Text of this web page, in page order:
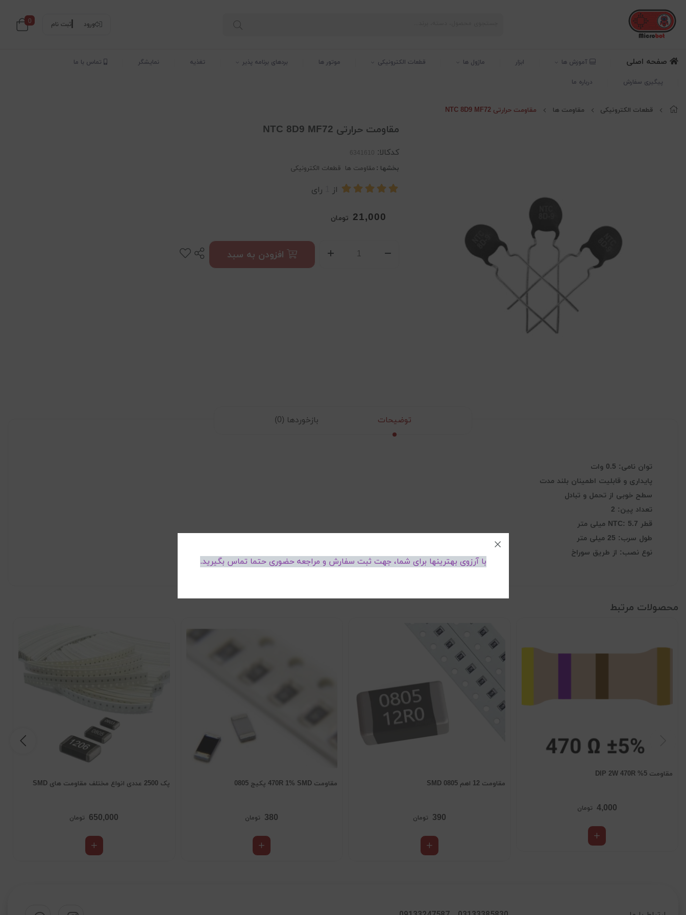
ورود ثبت نام 0
صفحه اصلی آموزش ها ابزار ماژول ها قطعات الکترونیکی موتور ها بردهای برنامه پذیر تغذیه نمایشگر تماس با ما
پیگیری سفارش درباره ما
قطعات الکترونیکی مقاومت ها مقاومت حرارتی NTC 8D9 MF72
مقاومت حرارتی NTC 8D9 MF72
کدکالا:
بخشها : مقاومت ها قطعات الکترونیکی
از رای
21,000 تومان
افزودن به سبد
توضیحات بازخوردها (0)
توان نامی: 0.5 وات
پایداری و قابلیت اطمینان بلند مدت
سطح خوبی از تحمل و تبادل
تعداد پین: 2
قطر NTC: 5.7 میلی متر
طول سرب: 25 میلی متر
نوع نصب: از طریق سوراخ
محصولات مرتبط
مقاومت 5% DIP 2W 470R
4,000 تومان
مقاومت 12 اهم SMD 0805
390 تومان
مقاومت 470R 1% SMD پکیج 0805
380 تومان
پک 2500 عددی انواع مختلف مقاومت های SMD
650,000 تومان
با آرزوی بهترینها برای شما، جهت ثبت سفارش و مراجعه حضوری حتما تماس بگیرید.